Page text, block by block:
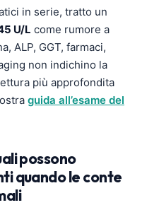
in serie, tratto un
U/L come rumore a
ALP, GGT, farmaci,
non indichino la
più approfondita
guida all’esame del
possono
quando le conte